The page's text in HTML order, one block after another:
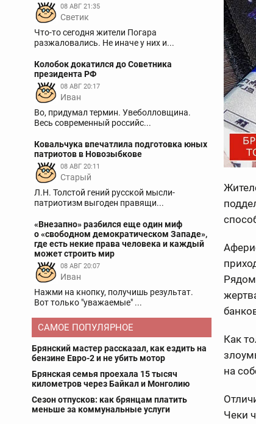
08 АВГ 21:35
Светик
Что-то сегодня жители Погара
разжаловались. Не иначе у них и...
Колобок докатился до Советника
президента РФ
08 АВГ 20:17
Иван
Во, придумал термин. Увеболловщина.
Весь современный российс...
Ковальчука впечатлила подготовка юных
патриотов в Новозыбкове
08 АВГ 20:11
Старый
Л.Н. Толстой гений русской мысли-
патриотизм выгоден правящи...
«Внезапно» разбился еще один миф
о «свободном демократическом Западе»,
где есть некие права человека и каждый
может строить мир
08 АВГ 20:07
Иван
Нажми на кнопку, получишь результат.
Вот только "уважаемые" ...
САМОЕ ПОПУЛЯРНОЕ
Брянский мастер рассказал, как ездить на
бензине Евро-2 и не убить мотор
Брянская семья проехала 15 тысяч
километров через Байкал и Монголию
Сезон отпусков: как брянцам платить
меньше за коммунальные услуги
Как
на
Чеки